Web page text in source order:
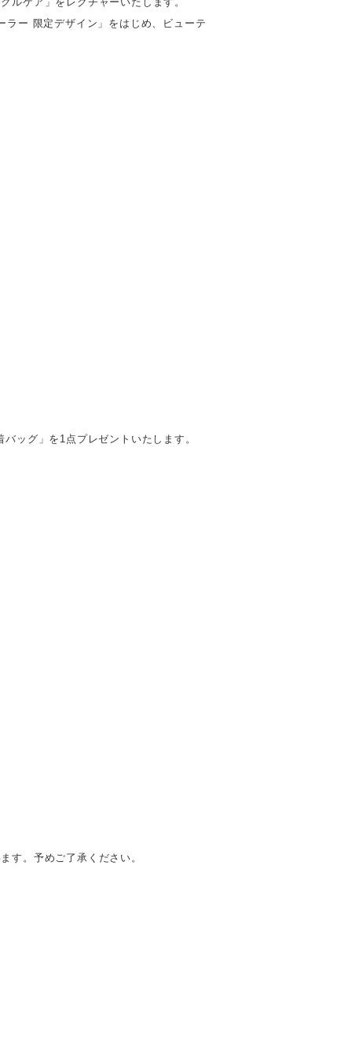
ラー 限定デザイン」をはじめ、ビューテ
ッグ」を1点プレゼントいたします。
す。予めご了承ください。